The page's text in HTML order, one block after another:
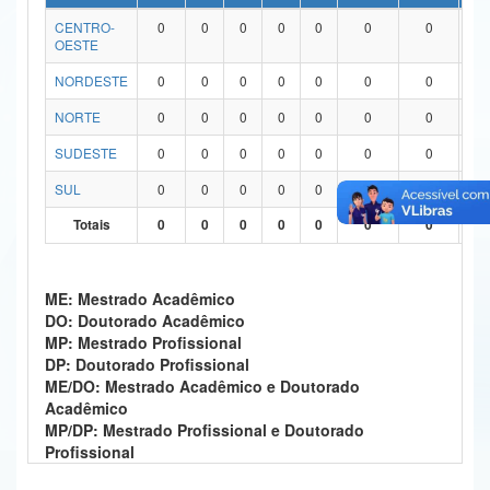
Ministério da Ciência, Tecnologia, Inovações e Comunicações
Ministério do Turismo
Ministério do Desenvolvimento Regional
Ministério da Mulher, da Família e dos Direitos Humanos
Banco Central do Brasil
CENTRO-
OESTE
0 0 0 0 0 0 0
NORDESTE 0 0 0 0 0 0 0
NORTE
0 0 0 0 0 0 0
SUDESTE
0 0 0 0 0 0 0
SUL
0 0 0 0 0 0 0
0
Totais
0 0 0 0 0 0 0 0
ME: Mestrado Acadêmico
DO: Doutorado Acadêmico
MP: Mestrado Profissional
DP: Doutorado Profissional
ME/DO: Mestrado Acadêmico e Doutorado
Acadêmico
MP/DP: Mestrado Profissional e Doutorado
Profissional